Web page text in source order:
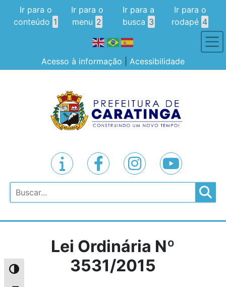
Alternar alto contraste
Ir para o
conteúdo 1
Ir para o
menu 2
Ir para a
busca 3
Ir para o
rodapé 4
Acesso à informação Acessibilidade
Pesquisar
Lei Ordinária Nº
3531/2015